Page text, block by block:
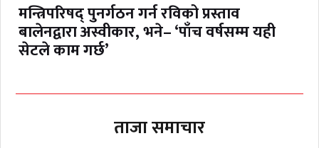
मन्त्रिपरिषद् पुनर्गठन गर्न रविको प्रस्ताव
बालेनद्वारा अस्वीकार, भने– ‘पाँच वर्षसम्म यही
सेटले काम गर्छ’
ताजा समाचार